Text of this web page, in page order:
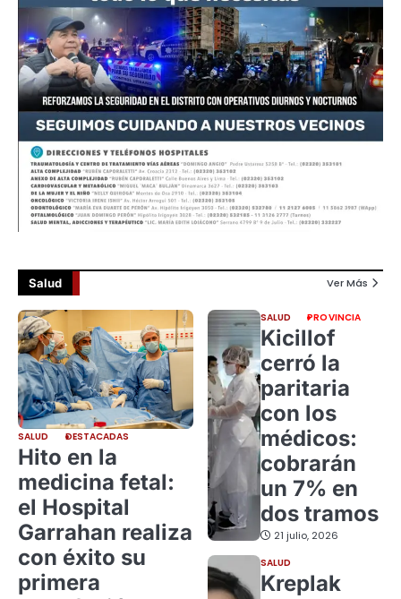
Salud Ver Más
SALUD DESTACADAS
Hito en la
medicina fetal:
el Hospital
Garrahan realiza
con éxito su
primera
SALUD PROVINCIA
Kicillof
cerró la
paritaria
con los
médicos:
cobrarán
un 7% en
dos tramos
21 julio, 2026
SALUD
Kreplak